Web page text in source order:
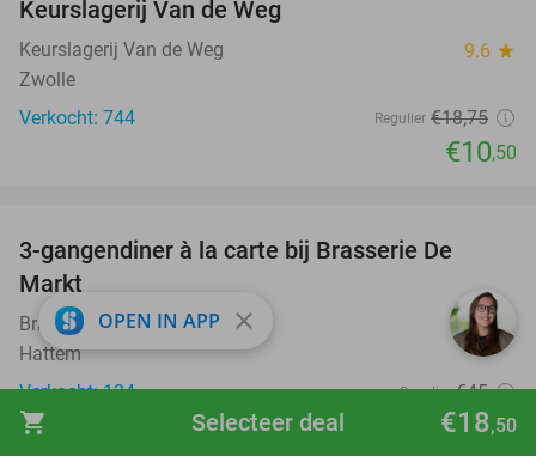
shopping_cart €18,50
Selecteer deal
Keurslagerij Van de Weg
Keurslagerij Van de Weg 9.6 star
Zwolle
Verkocht: 744
Regulier €18,75
€10,50
3-gangendiner à la carte bij Brasserie De
Markt
Brasserie De Markt Hattem 9.3star
Hattem
Verkocht: 124
Regulier €45
€19,95
OPEN IN APP close